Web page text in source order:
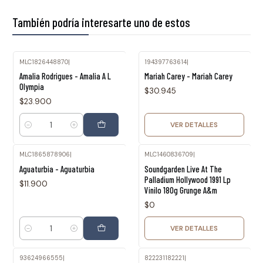
También podría interesarte uno de estos
MLC1826448870|
Amalia Rodrigues - Amalia A L
Olympia
$23.900
Cantidad
194397763614|
Mariah Carey - Mariah Carey
$30.945
VER DETALLES
MLC1865878906
Aguaturbia - Aguaturbia
$11.900
Cantidad
MLC1460836709
Soundgarden Live At The
Palladium Hollywood 1991 Lp
Vinilo 180g Grunge A&m
$0
VER DETALLES
93624966555| 822231182221|